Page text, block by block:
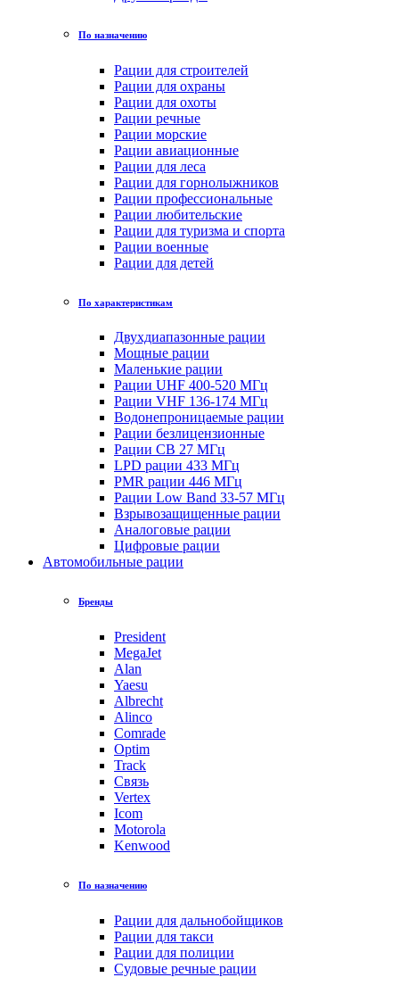
По назначению
Рации для строителей
Рации для охраны
Рации для охоты
Рации речные
Рации морские
Рации авиационные
Рации для леса
Рации для горнолыжников
Рации профессиональные
Рации любительские
Рации для туризма и спорта
Рации военные
Рации для детей
По характеристикам
Двухдиапазонные рации
Мощные рации
Маленькие рации
Рации UHF 400-520 МГц
Рации VHF 136-174 МГц
Водонепроницаемые рации
Рации безлицензионные
Рации CB 27 МГц
LPD рации 433 МГц
PMR рации 446 МГц
Рации Low Band 33-57 МГц
Взрывозащищенные рации
Аналоговые рации
Цифровые рации
Автомобильные рации
Бренды
President
MegaJet
Alan
Yaesu
Albrecht
Alinco
Comrade
Optim
Track
Связь
Vertex
Icom
Motorola
Kenwood
По назначению
Рации для дальнобойщиков
Рации для такси
Рации для полиции
Судовые речные рации